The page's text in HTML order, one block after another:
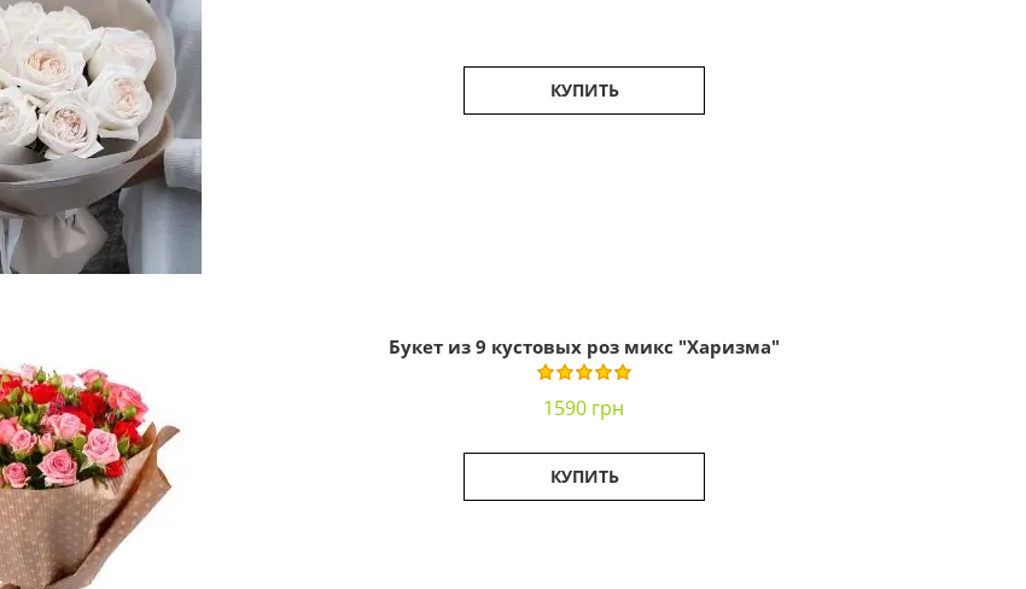
КУПИТЬ
Букет из 9 кустовых роз микс "Харизма"
1590 грн
КУПИТЬ